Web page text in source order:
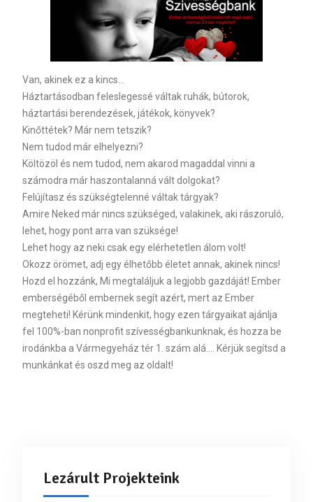
Van, akinek ez a kincs…
Háztartásodban feleslegessé váltak ruhák, bútorok,
háztartási berendezések, játékok, könyvek?
Kinőttétek? Már nem tetszik?
Nem tudod már elhelyezni?
Költözöl és nem tudod, nem akarod magaddal vinni a
számodra már haszontalanná vált dolgokat?
Felújítasz és szükségtelenné váltak tárgyak?
Amire Neked már nincs szükséged, valakinek, aki rászoruló,
lehet, hogy pont arra van szüksége!
Lehet hogy az neki csak egy elérhetetlen álom volt!
Okozz örömet, adj egy élhetőbb életet annak, akinek nincs!
Hozd el hozzánk, Mi megtaláljuk a legjobb gazdáját! Ember
emberségéből embernek segít azért, mert az Ember
megteheti! Kérünk mindenkit, hogy ezen tárgyaikat ajánlja
fel 100%-ban nonprofit szívességbankunknak, és hozza be
irodánkba a Vármegyeház tér 1. szám alá…. Kérjük segítsd a
munkánkat és oszd meg az oldalt!
Lezárult Projekteink